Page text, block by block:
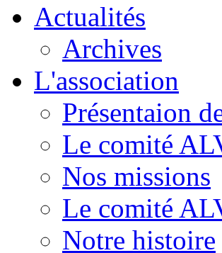
Actualités
Archives
L'association
Présentaion
Le comité
Nos missions
Le comité
Notre histoire